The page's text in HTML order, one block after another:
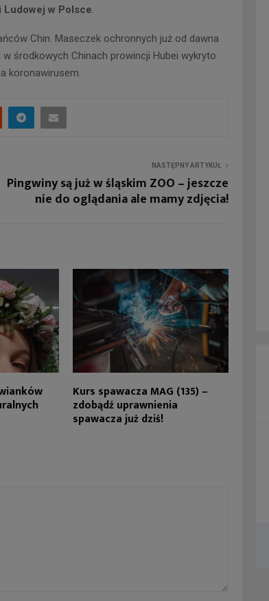
Ludowej w Polsce
Chin. Maseczek ochronnych już od dawna
w środkowych Chinach prowincji Hubei wykryto
koronawirusem.
NASTĘPNY ARTYKUŁ
Pingwiny są już w śląskim ZOO – jeszcze
nie do oglądania ale mamy zdjęcia!
Kurs spawacza MAG (135) –
zdobądź uprawnienia
spawacza już dziś!